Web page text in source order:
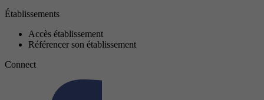
Établissements
Accès établissement
Référencer son établissement
Connect